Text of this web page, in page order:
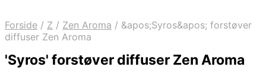
Forside / Z / Zen Aroma / &apos;Syros&apos; forstøver
diffuser Zen Aroma
'Syros' forstøver diffuser Zen Aroma